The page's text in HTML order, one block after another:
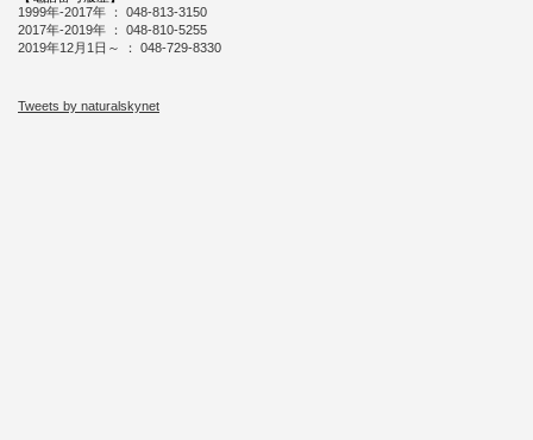
1999年-2017年 ： 048-813-3150
2017年-2019年 ： 048-810-5255
2019年12月1日～ ： 048-729-8330
Tweets by naturalskynet